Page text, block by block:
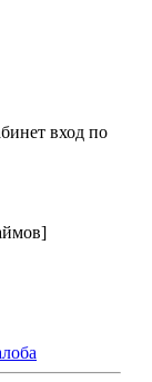
вход по